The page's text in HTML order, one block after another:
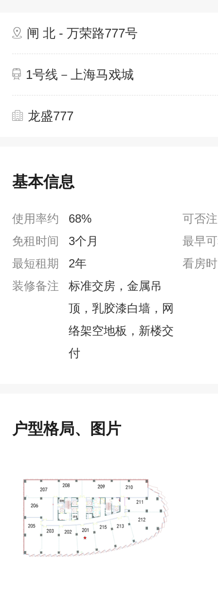
闸 北 - 万荣路777号
1号线－上海马戏城
龙盛777
基本信息
使用率约 68%
可否
免租时间
3个月
最早
最短租期
2年
看房
装修备注
标准交房，金属吊
顶，乳胶漆白墙，网
络架空地板，新楼交
付
户型格局、图片